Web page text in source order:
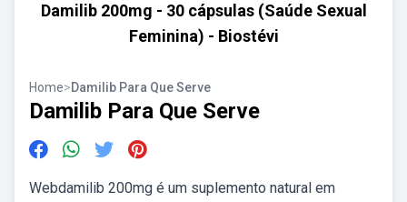
Damilib 200mg - 30 cápsulas (Saúde Sexual
Feminina) - Biostévi
Home>Damilib Para Que Serve
Damilib Para Que Serve
Webdamilib 200mg é um suplemento natural em